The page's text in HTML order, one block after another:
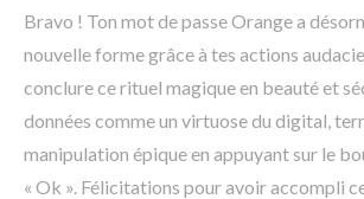
Bravo ! Ton mot de passe Orange a
nouvelle forme grâce à tes actions
conclure ce rituel magique en beauté et
données comme un virtuose du digital,
manipulation épique en appuyant sur le
« Ok ». Félicitations pour avoir accompli